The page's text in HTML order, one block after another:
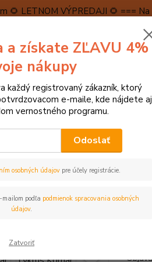
LETNOM VÝPREDAJI 🌻 ===
zľavy až do výšky 1️⃣5️⃣%
👉VRÁTENIE TOVARU👈
Hľadať
(Po-
Životný cyklus Komár
a získate ZĽAVU 4%
nákupy
každý registrovaný zákazník, ktorý
e-maile, kde nájdete aj
vernostného programu.
Odoslať
osobných údajovpre účely registrácie.
podľa podmienok spracovania osobných
údajov.
Zatvoriť